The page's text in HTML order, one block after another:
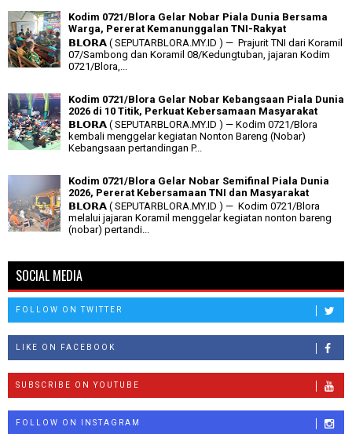
Kodim 0721/Blora Gelar Nobar Piala Dunia Bersama
Warga, Pererat Kemanunggalan TNI-Rakyat
𝗕𝗟𝗢𝗥𝗔 ( SEPUTARBLORA.MY.ID ) — Prajurit TNI dari Koramil
07/Sambong dan Koramil 08/Kedungtuban, jajaran Kodim
0721/Blora,...
Kodim 0721/Blora Gelar Nobar Kebangsaan Piala Dunia
2026 di 10 Titik, Perkuat Kebersamaan Masyarakat
𝗕𝗟𝗢𝗥𝗔 ( SEPUTARBLORA.MY.ID ) — Kodim 0721/Blora
kembali menggelar kegiatan Nonton Bareng (Nobar)
Kebangsaan pertandingan P...
Kodim 0721/Blora Gelar Nobar Semifinal Piala Dunia
2026, Pererat Kebersamaan TNI dan Masyarakat
𝗕𝗟𝗢𝗥𝗔 ( SEPUTARBLORA.MY.ID ) — Kodim 0721/Blora
melalui jajaran Koramil menggelar kegiatan nonton bareng
(nobar) pertandi...
SOCIAL MEDIA
FOLLOW ON TWITTER
LIKE ON FACEBOOK
SUBSCRIBE ON YOUTUBE
FOLLOW ON INSTAGRAM